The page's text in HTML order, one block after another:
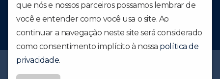
que nós e nossos parceiros possamos lembrar de
você e entender como você usa o site. Ao
continuar a navegação neste site será considerado
como consentimento implícito à nossa política de
privacidade.